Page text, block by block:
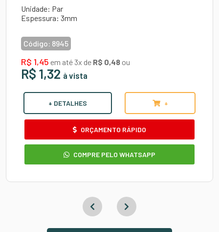
Unidade: Par
Espessura: 3mm
Código: 8945
R$ 1,45 em até 3x de R$ 0,48 ou
R$ 1,32 à vista
+ DETALHES +
ORÇAMENTO RÁPIDO
COMPRE PELO WHATSAPP